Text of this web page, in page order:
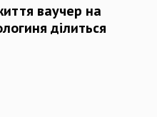
ваучер на
ділиться